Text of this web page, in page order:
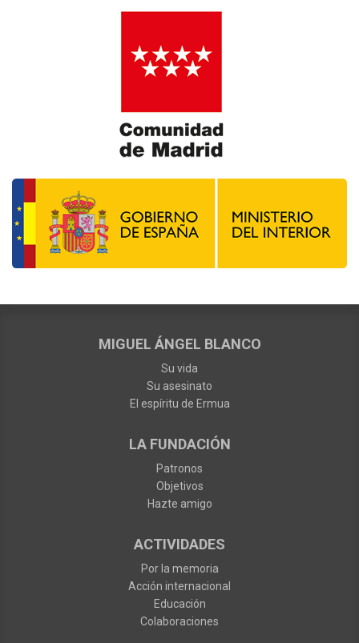
MIGUEL ÁNGEL BLANCO
Su vida
Su asesinato
El espíritu de Ermua
LA FUNDACIÓN
Patronos
Objetivos
Hazte amigo
ACTIVIDADES
Por la memoria
Acción internacional
Educación
Colaboraciones